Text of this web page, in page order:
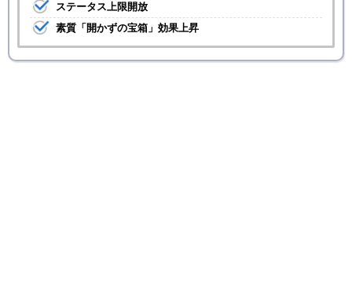
ステータス上限開放
素質「開かずの宝箱」効果上昇